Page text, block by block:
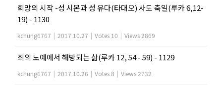
희망의 시작 -성 시몬과 성 유다(타대오) 사도 축일(루카 6,12-
19) - 1130
kchung6767 | 2017.10.27 | Votes 10 | Views 2869
죄의 노예에서 해방되는 삶(루카 12, 54 - 59) - 1129
kchung6767 | 2017.10.26 | Votes 8 | Views 2732